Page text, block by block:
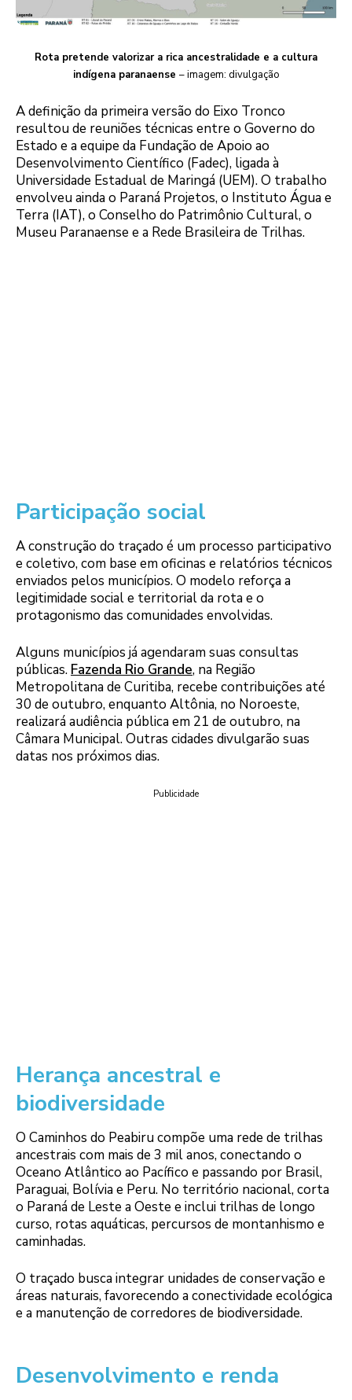
Rota pretende valorizar a rica ancestralidade e a cultura
indígena paranaense – imagem: divulgação
A definição da primeira versão do Eixo Tronco
resultou de reuniões técnicas entre o Governo do
Estado e a equipe da Fundação de Apoio ao
Desenvolvimento Científico (Fadec), ligada à
Universidade Estadual de Maringá (UEM). O trabalho
envolveu ainda o Paraná Projetos, o Instituto Água e
Terra (IAT), o Conselho do Patrimônio Cultural, o
Museu Paranaense e a Rede Brasileira de Trilhas.
Participação social
A construção do traçado é um processo participativo
e coletivo, com base em oficinas e relatórios técnicos
enviados pelos municípios. O modelo reforça a
legitimidade social e territorial da rota e o
protagonismo das comunidades envolvidas.
Alguns municípios já agendaram suas consultas
públicas. Fazenda Rio Grande, na Região
Metropolitana de Curitiba, recebe contribuições até
30 de outubro, enquanto Altônia, no Noroeste,
realizará audiência pública em 21 de outubro, na
Câmara Municipal. Outras cidades divulgarão suas
datas nos próximos dias.
Publicidade
Herança ancestral e
biodiversidade
O Caminhos do Peabiru compõe uma rede de trilhas
ancestrais com mais de 3 mil anos, conectando o
Oceano Atlântico ao Pacífico e passando por Brasil,
Paraguai, Bolívia e Peru. No território nacional, corta
o Paraná de Leste a Oeste e inclui trilhas de longo
curso, rotas aquáticas, percursos de montanhismo e
caminhadas.
O traçado busca integrar unidades de conservação e
áreas naturais, favorecendo a conectividade ecológica
e a manutenção de corredores de biodiversidade.
Desenvolvimento e renda